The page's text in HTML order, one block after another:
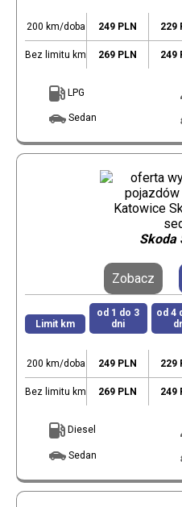
200 km/doba 249 PLN 229
Bez limitu km 269 PLN 249
LPG
Sedan
Skoda
Zobacz
Limit km
od 1 do 3
dni
od 4
200 km/doba 249 PLN 229
Bez limitu km 269 PLN 249
Diesel
Sedan